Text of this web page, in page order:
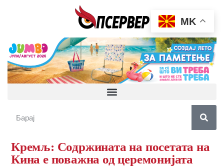
Кремљ: Содржината на посетата на
Кина е поважна од церемонијата
MK